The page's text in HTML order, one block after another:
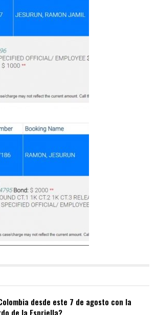
desde este 7 de agosto con la
de la Espriella?